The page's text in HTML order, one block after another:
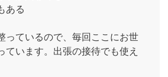
ある
っているので、毎回ここにお世
ています。出張の接待でも使え